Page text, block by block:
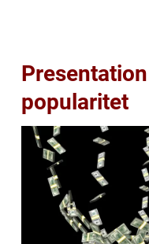
popularitet